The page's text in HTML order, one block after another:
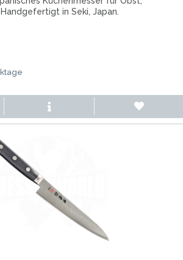
in Seki, Japan.